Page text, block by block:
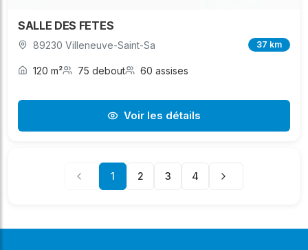
SALLE DES FETES
89230 Villeneuve-Saint-Sa 37 km
120 m² 75 debout 60 assises
Voir les détails
1 2 3 4